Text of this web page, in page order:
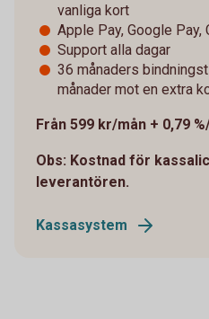
vanliga kort
Apple Pay, Google Pay,
Support alla dagar
36 månaders
månader mot en extra
Från 599 kr/mån + 0,79
Obs: Kostnad för
leverantören.
Kassasystem